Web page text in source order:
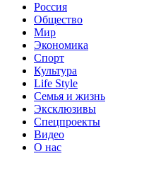
Россия
Общество
Мир
Экономика
Спорт
Культура
Life Style
Семья и жизнь
Эксклюзивы
Спецпроекты
Видео
О нас